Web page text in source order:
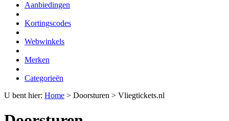
Aanbiedingen
Kortingscodes
Webwinkels
Merken
Categorieën
U bent hier: Home > Doorsturen > Vliegtickets.nl